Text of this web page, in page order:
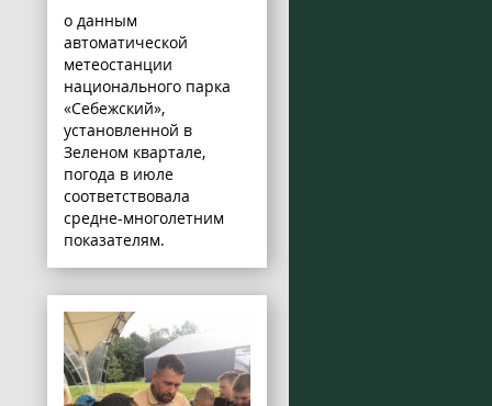
о данным
автоматической
метеостанции
национального парка
«Себежский»,
установленной в
Зеленом квартале,
погода в июле
соответствовала
средне-многолетним
показателям.